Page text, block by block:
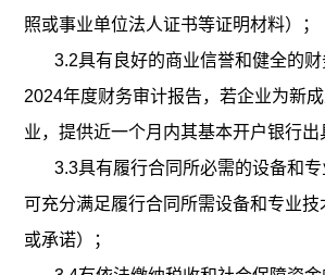
照或事业单位法人证书等证明材料）；
3.2具有良好的商业信誉和健全的
2024年度财务审计报告，若企业为新
业，提供近一个月内其基本开户银行出
3.3具有履行合同所必需的设备和
可充分满足履行合同所需设备和专业
或承诺）；